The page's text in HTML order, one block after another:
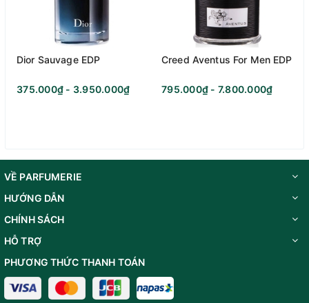
Dior Sauvage EDP
375.000₫ - 3.950.000₫
Creed Aventus For Men EDP
795.000₫ - 7.800.000₫
VỀ PARFUMERIE
HƯỚNG DẪN
CHÍNH SÁCH
HỖ TRỢ
PHƯƠNG THỨC THANH TOÁN